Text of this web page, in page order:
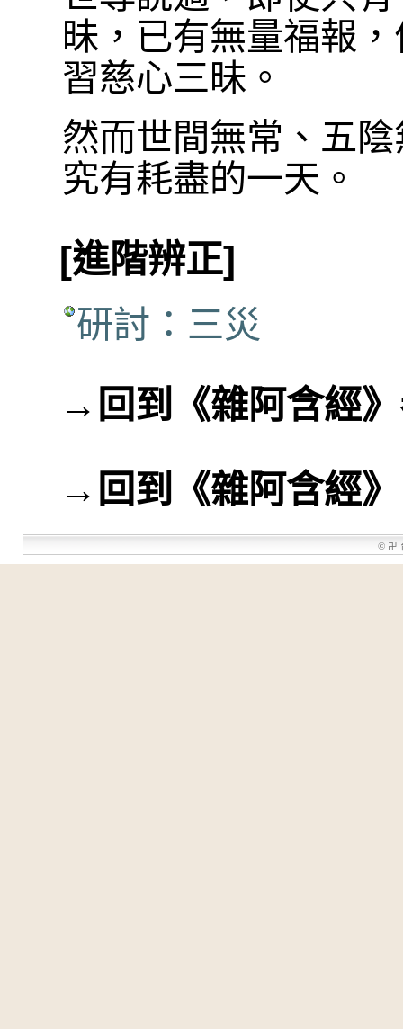
昧，已有無量福報
習慈心三昧。
然而世間無常、五
究有耗盡的一天。
[進階辨正]
研討：三災
→ 回到《雜阿含經
→ 回到《雜阿含經》
© 卍